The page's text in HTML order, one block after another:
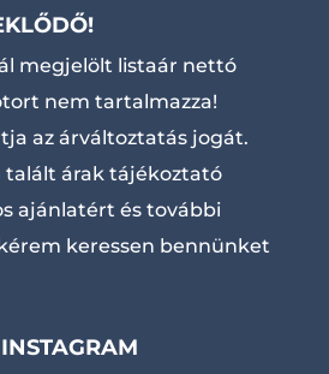
megjelölt listaár nettó
nem tartalmazza!
az árváltoztatás jogát.
talált árak tájékoztató
ajánlatért és további
keressen bennünket